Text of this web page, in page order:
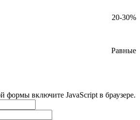
20-30%
Равные
формы включите JavaScript в браузере.